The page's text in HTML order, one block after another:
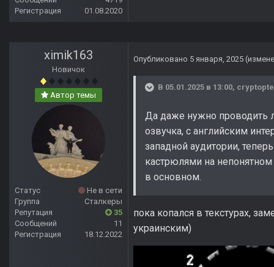
Регистрация
01.08.2020
ximik163
Новичок
Автор темы
Статус
Не в сети
Группа
Сталкеры
Репутация
35
Сообщений
11
Регистрация
18.12.2022
Опубликовано 5 января, 2025
В 05.01.2025 в 13:00,
Да даже нужно проводить
озвучка, с английским
западной аудитории,
кастрюлями на
в основном.
пока копался в текстурах,
украинским)